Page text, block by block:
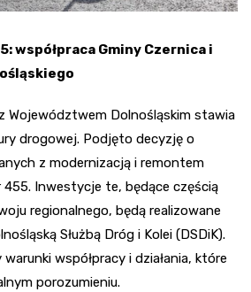
współpraca Gminy Czernica i
Województwem Dolnośląskim stawia
drogowej. Podjęto decyzję o
z modernizacją i remontem
Inwestycje te, będące częścią
regionalnego, będą realizowane
Służbą Dróg i Kolei (DSDiK).
współpracy i działania, które
porozumieniu.